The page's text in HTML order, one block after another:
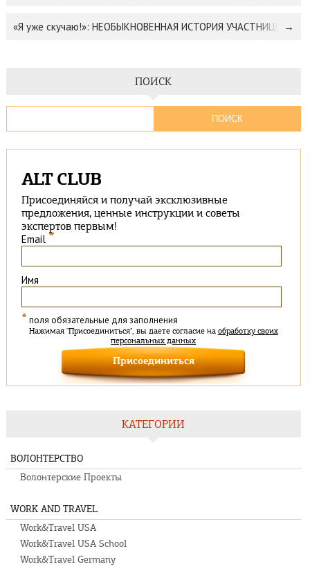
«Я уже скучаю!»: НЕОБЫКНОВЕННАЯ ИСТОРИЯ УЧАСТНИЦЫ
ПОИСК
ALT CLUB
Присоединяйся и получай эксклюзивные
предложения, ценные инструкции и советы
экспертов первым!
Email *
Имя
* поля обязательные для заполнения
Нажимая "Присоединиться", вы даете согласие на обработку своих
персональных данных
КАТЕГОРИИ
ВОЛОНТЕРСТВО
Волонтерские Проекты
WORK AND TRAVEL
Work&Travel USA
Work&Travel USA School
Work&Travel Germany